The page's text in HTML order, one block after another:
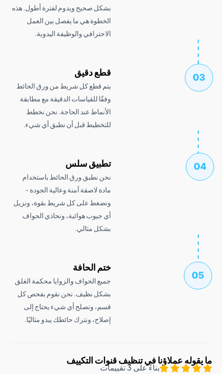
بشكل صحيح ويدوم لفترة أطول. هذه
الخطوة هي ما يفصل بين العمل
الاحترافي والوظيفة اليدوية.
قطع دقيق
يتم قطع كل شريط من ورق الحائط
وفقًا للقياسات الدقيقة مع مطابقة
الأنماط عند الحاجة. نحن نخطط
للتخطيط قبل أن نطبق أي شيء.
تطبيق سلس
نحن نطبق ورق الحائط باستخدام
مادة لاصقة آمنة وعالية الجودة -
ونضغط على كل شريط بقوة، ونزيل
أي جيوب هوائية، ونحاذي الحواف
بشكل مثالي.
ختم الحافة
جميع الحواف والزوايا محكمة الغلق
بشكل نظيف. نحن نقوم بفحص كل
قسم، ونصلح أي شيء يحتاج إلى
إصلاح، ونترك حائطك يبدو مثاليًا.
عملاؤنا في تنظيف قنوات التكييف
بناءً على 3 تقييمات